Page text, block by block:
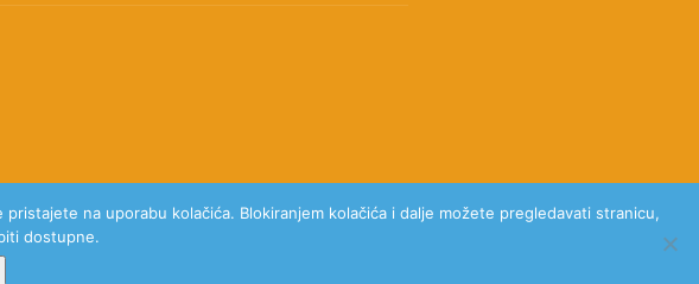
na uporabu kolačića. Blokiranjem kolačića i dalje možete pregledavati stranicu,
dostupne.